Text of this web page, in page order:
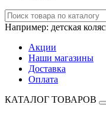
Например: детская
Акции
Наши магазины
Доставка
Оплата
КАТАЛОГ ТОВАРОВ